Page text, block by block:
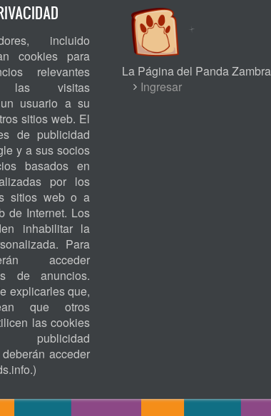
incluido
cookies para
relevantes
las visitas
usuario a su
sitios web. El
de publicidad
y a sus socios
basados en
por los
sitios web o a
de Internet. Los
inhabilitar la
Para
acceder
de anuncios.
explicarles que,
que otros
las cookies
acceder
.)
La Página del Panda
USERIngresar